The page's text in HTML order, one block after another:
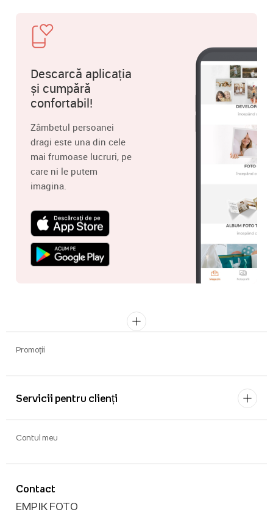
Descarcă aplicația
și cumpără
confortabil!
Zâmbetul persoanei
dragi este una din cele
mai frumoase lucruri, pe
care ni le putem
imagina.
Promoții
Servicii pentru clienți
Contact
EMPIK FOTO
Contul meu